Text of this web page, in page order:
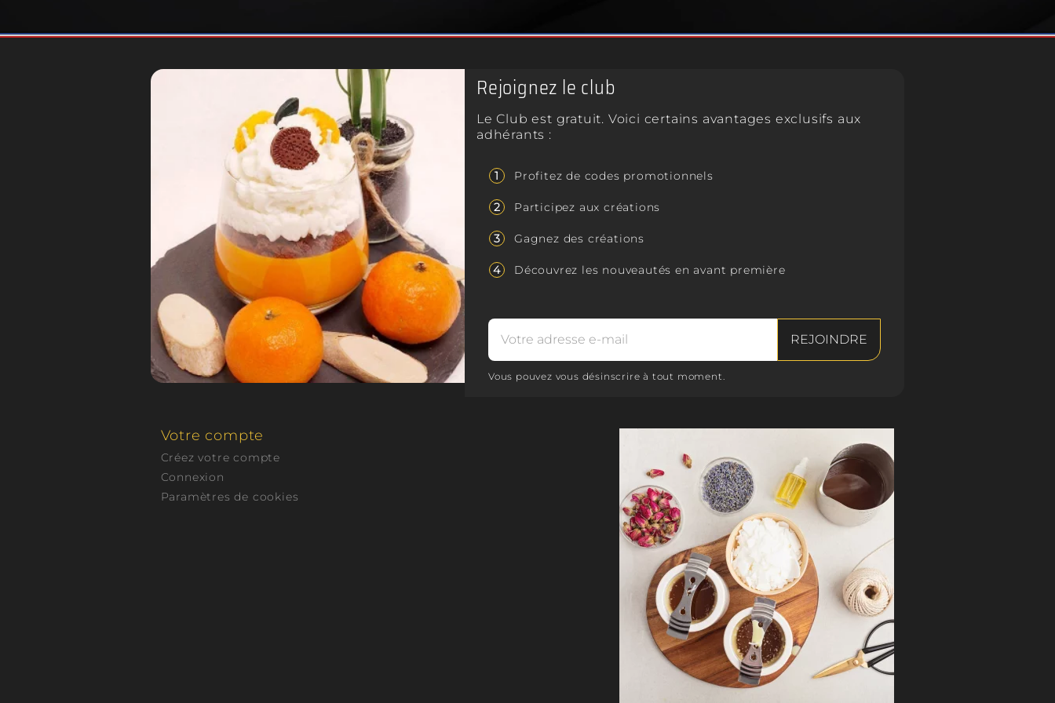
Toutes nos bougies parfuméesetnos fondants parfuméssont
100% végétale sans phtalate
, elles conviennent parfaitement
A une température de fusion plus élevée que la cire de soja, ce qui
permet à notre bougie fait main de brûler plus lentement.
A une excellente capacité à retenir son parfum , ce qui permet une
diffusion plus efficace et durable de fragrance dans l'air.
A une texture plus lisse et un aspect de couleur rose plus brillante
qui lui donne une apparence plus luxueuse et attrayante.
Bubble Party est totalement exempe de produits d'origine
Totalement exempte de paraffine ou de palme.
N'émet pas de toxine, ni de suie, ni de fumée.
Est biodégradable.
La cire d'Olive que nous utilisons dans notre bougie gourmande
Créer une ambiance relaxante :
relaxante et apaisante dans un espace. Les parfums peuvent avoir
Les bougies parfumées peuvent également être utilisées pour
odeurs de cuisine, de tabac ou d'animaux domestiques.
Décorer et ajouter une touche esthétique :
également servir d'élément décoratif dans une pièce. Elles sont
disponibles dans une variété de styles, de couleurs et de designs,
ce qui permet de les assortir à n'importe quel décor.
atmosphère romantique lors de dîners aux chandelles ou d'autres
occasions spéciales. Les parfums doux et envoûtants peuvent
ajouter une touche de sensualité à l'ambiance.
En résumé, une bougie parfumée sert à parfumer l'air, créer une
ambiance relaxante, masquer les odeurs indésirables, décorer et
ajouter une touche esthétique, ainsi qu'à créer une atmosphère
Rejoignez le club
Le Club est gratuit. Voici certains avantages exclusifs aux
adhérants :
Profitez de codes promotionnels
Participez aux créations
Gagnez des créations
Découvrez les nouveautés en avant première
Vous pouvez vous désinscrire à tout moment.
Votre compte
Créez votre compte
Connexion
Paramètres de cookies